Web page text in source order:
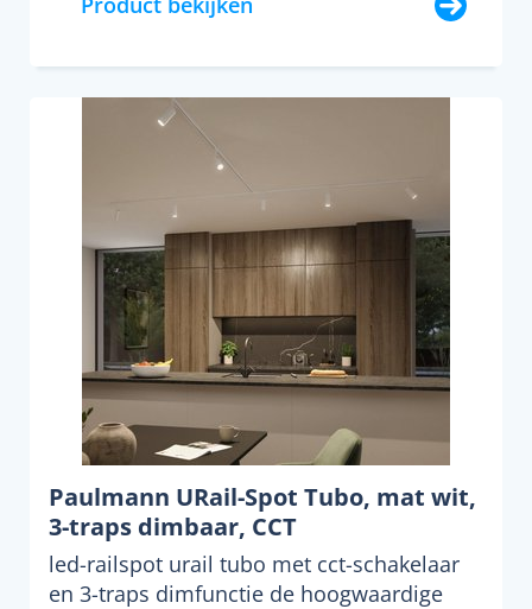
Paulmann URail-Spot Tubo, mat wit,
3-traps dimbaar, CCT
led-railspot urail tubo met cct-schakelaar
en 3-traps dimfunctie de hoogwaardige